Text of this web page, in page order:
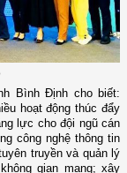
Bình Định cho biết:
hoạt động thúc đẩy
lực cho đội ngũ cán
công nghệ thông tin
truyền và quản lý
gian mạng; xây